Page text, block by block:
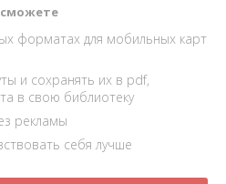
форматах для мобильных карт
и сохранять их в pdf,
в свою библиотеку
рекламы
себя лучше